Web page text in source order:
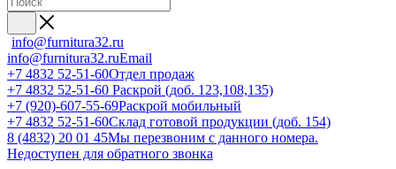
info@furnitura32.ru
info@furnitura32.ruEmail
+7 4832 52-51-60Отдел продаж
+7 4832 52-51-60 Раскрой (доб. 123,108,135)
+7 (920)-607-55-69Раскрой мобильный
+7 4832 52-51-60Склад готовой продукции (доб. 154)
8 (4832) 20 01 45Мы перезвоним с данного номера.
Недоступен для обратного звонка